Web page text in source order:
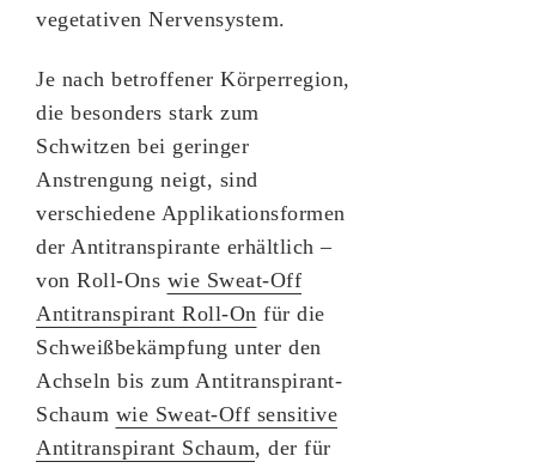
vegetativen Nervensystem.
Je nach betroffener Körperregion,
die besonders stark zum
Schwitzen bei geringer
Anstrengung neigt, sind
verschiedene Applikationsformen
der Antitranspirante erhältlich –
von Roll-Ons wie Sweat-Off
Antitranspirant Roll-On für die
Schweißbekämpfung unter den
Achseln bis zum Antitranspirant-
Schaum wie Sweat-Off sensitive
Antitranspirant Schaum, der für